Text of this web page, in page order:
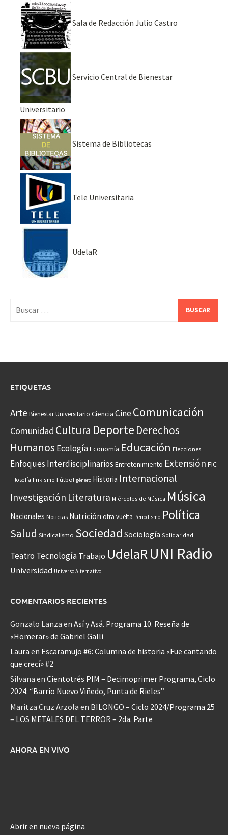
Sala de Redacción Julio Castro
Servicio Central de Bienestar
Universitario
Sistema de Bibliotecas
Tele Universitaria
UdelaR
ETIQUETAS
Arte Bienestar Universitario Ciencia CineComunicación
Comunidad Cultura Deporte Derechos
Humanos EcologíaEconomía Educación Elecciones
Enfoques Interdisciplinarios Entretenimiento Extensión FIC
Filosofía Frikismo Fútbol género Historia Internacional
Investigación Literatura Miércoles de Música Música
Nacionales Noticias Nutrición otra vuelta Periodismo Política
Salud Sindicalismo Sociedad Sociología Solidaridad
Teatro Tecnología Trabajo UdelaR UNI Radio
Universidad Universo Alternativo
COMENTARIOS RECIENTES
Gonzalo Lanza en Así y Asá. Programa 10. Reseña de
«Homerar» de Gabriel Galli
Laura en Escaramujo #6: Columna de historia «Fue cantando
que crecí» #2
Silvana en Cientotrés PIM – Decimoprimer Programa, Ciclo
2024: “Barrio Nuevo Viñedo, Punta de Rieles”
Maritza Cruz Arzola en BILONGO – Ciclo 2024/Programa 25
– LOS METALES DEL TERROR – 2da. Parte
AHORA EN VIVO
Abrir en nueva página